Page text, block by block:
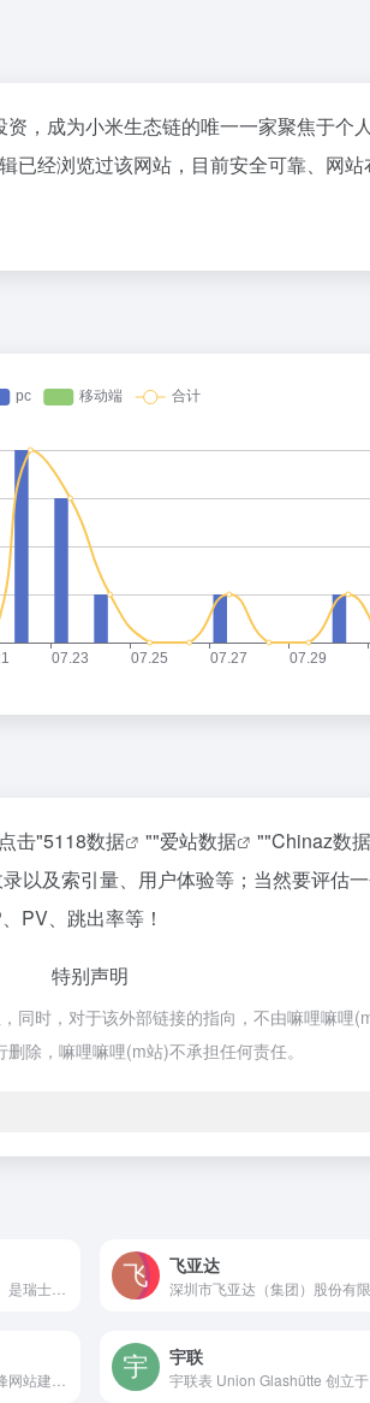
，成为小米生态链的唯一一家聚焦于个
已经浏览过该网站，目前安全可靠、网
击"5118数据 ""爱站数据 ""Chinaz数据
以及索引量、用户体验等；当然要评估
PV、跳出率等！
特别声明
时，对于该外部链接的指向，不由嘛哩嘛
除，嘛哩嘛哩(m站)不承担任何责任。
飞亚达
宇联